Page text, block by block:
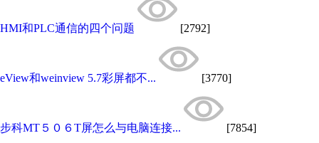
HMI和PLC通信的四个问题 [2792]
eView和weinview 5.7彩屏都不... [3770]
步科MT５０６T屏怎么与电脑连接... [7854]